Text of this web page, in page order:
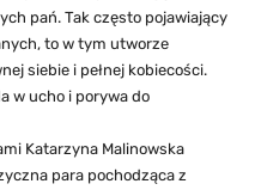
pań. Tak często pojawiający
to w tym utworze
siebie i pełnej kobiecości.
w ucho i porywa do
Katarzyna Malinowska
para pochodząca z